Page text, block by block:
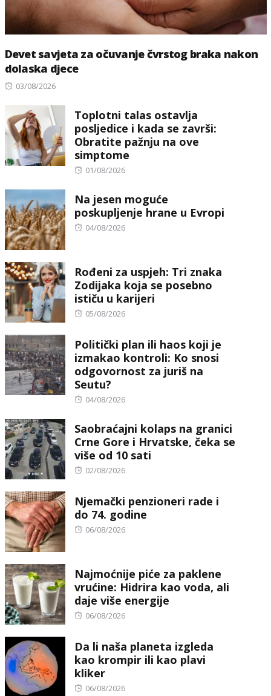
Devet savjeta za očuvanje čvrstog braka nakon
dolaska djece
Posted
03/08/2026
Toplotni talas ostavlja
posljedice i kada se završi:
Obratite pažnju na ove
simptome
Posted
01/08/2026
Na jesen moguće
poskupljenje hrane u Evropi
Posted
04/08/2026
Rođeni za uspjeh: Tri znaka
Zodijaka koja se posebno
ističu u karijeri
Posted
05/08/2026
Politički plan ili haos koji je
izmakao kontroli: Ko snosi
odgovornost za juriš na
Seutu?
Posted
04/08/2026
Saobraćajni kolaps na granici
Crne Gore i Hrvatske, čeka se
više od 10 sati
Posted
02/08/2026
Njemački penzioneri rade i
do 74. godine
Posted
06/08/2026
Najmoćnije piće za paklene
vrućine: Hidrira kao voda, ali
daje više energije
Posted
06/08/2026
Da li naša planeta izgleda
kao krompir ili kao plavi
kliker
Posted
06/08/2026